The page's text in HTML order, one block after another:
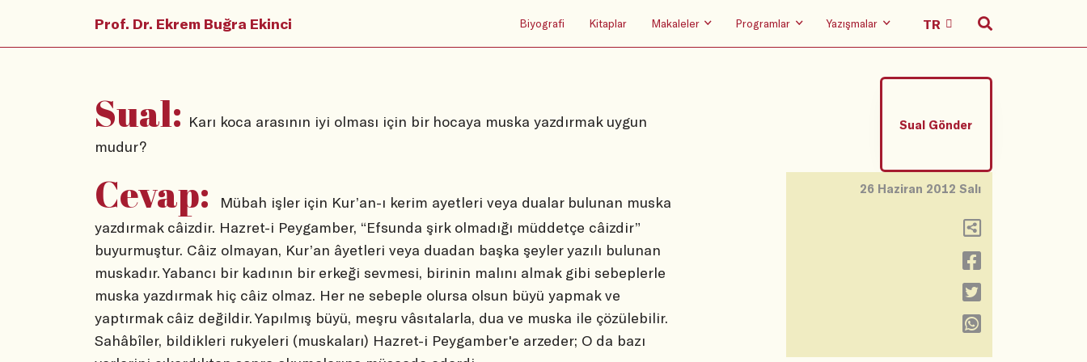
Prof. Dr. Ekrem Buğra Ekinci Biyografi Kitaplar Makaleler Programlar Yazışmalar
Sual: Karı koca arasının iyi olması için bir hocaya muska yazdırmak uygun
mudur?
Sual Gönder
Cevap:
Mübah işler için Kur’an-ı kerim ayetleri veya dualar bulunan muska
yazdırmak câizdir. Hazret-i Peygamber, “Efsunda şirk olmadığı müddetçe câizdir”
buyurmuştur. Câiz olmayan, Kur’an âyetleri veya duadan başka şeyler yazılı bulunan
muskadır. Yabancı bir kadının bir erkeği sevmesi, birinin malını almak gibi sebeplerle
muska yazdırmak hiç câiz olmaz. Her ne sebeple olursa olsun büyü yapmak ve
yaptırmak câiz değildir. Yapılmış büyü, meşru vâsıtalarla, dua ve muska ile çözülebilir.
Sahâbîler, bildikleri rukyeleri (muskaları) Hazret-i Peygamber'e arzeder; O da bazı
26 Haziran 2012 Salı